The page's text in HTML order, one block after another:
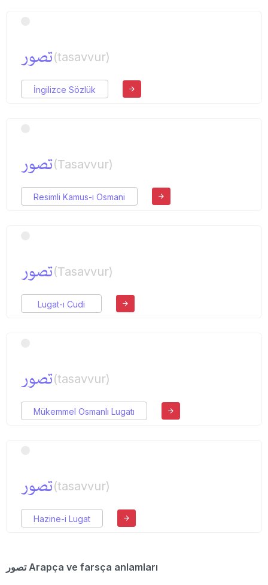
تصور(tasavvur)
İngilizce Sözlük
تصور(Tasavvur)
Resimli Kamus-ı Osmani
تصور(Tasavvur)
Lugat-ı Cudi
تصور(tasavvur)
Mükemmel Osmanlı Lugatı
تصور(tasavvur)
Hazine-i Lugat
تصور Arapça ve farsça anlamları